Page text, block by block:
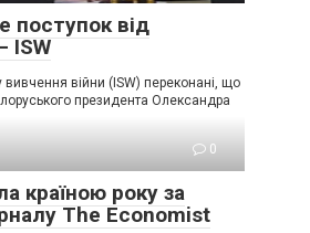
поступок від
ISW
вивчення війни (ISW) переконані, що
президента Олександра
0
країною року за
The Economist